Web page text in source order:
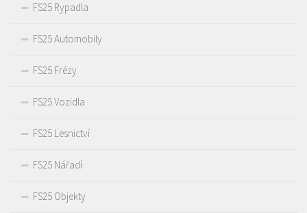
FS25 Rypadla
FS25 Automobily
FS25 Frézy
FS25 Vozidla
FS25 Lesnictví
FS25 Nářadí
FS25 Objekty